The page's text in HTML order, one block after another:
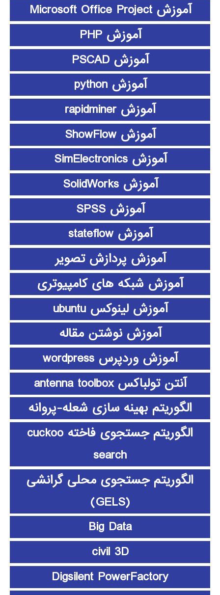
آموزش Microsoft Office Project
آموزش PHP
آموزش PSCAD
آموزش python
آموزش rapidminer
آموزش ShowFlow
آموزش SimElectronics
آموزش SolidWorks
آموزش SPSS
آموزش stateflow
آموزش پردازش تصویر
آموزش شبکه های کامپیوتری
آموزش لینوکس ubuntu
آموزش نوشتن مقاله
آموزش وردپرس wordpress
آنتن تولباکس antenna toolbox
الگوریتم بهینه سازی شعله-پروانه
الگوریتم جستجوی فاخته cuckoo
search
الگوریتم جستجوی محلی گرانشی
(GELS)
Big Data
civil 3D
Digsilent PowerFactory